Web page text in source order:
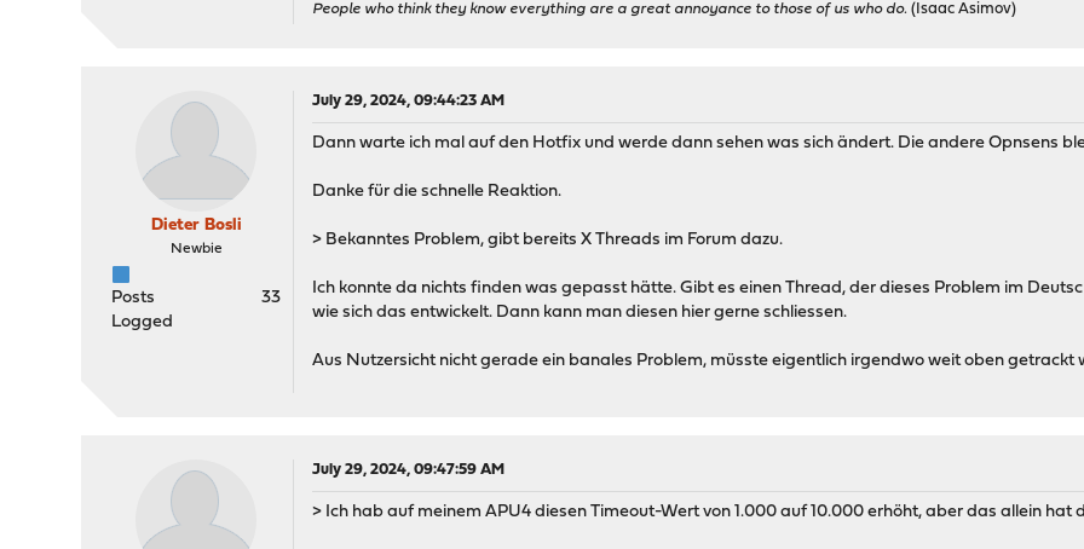
People who think they know everything are a great annoyance to those of us who do. (Isaac Asimov)
Dieter Bosli
Newbie
Posts
33
Logged
July 29, 2024, 09:44:23 AM
Dann warte ich mal auf den Hotfix und werde dann sehen was sich ändert. Die andere Opnsens
Danke für die schnelle Reaktion.
> Bekanntes Problem, gibt bereits X Threads im Forum dazu.
Ich konnte da nichts finden was gepasst hätte. Gibt es einen Thread, der dieses Problem im
wie sich das entwickelt. Dann kann man diesen hier gerne schliessen.
Aus Nutzersicht nicht gerade ein banales Problem, müsste eigentlich irgendwo weit oben getrackt
July 29, 2024, 09:47:59 AM
> Ich hab auf meinem APU4 diesen Timeout-Wert von 1.000 auf 10.000 erhöht, aber das allein hat